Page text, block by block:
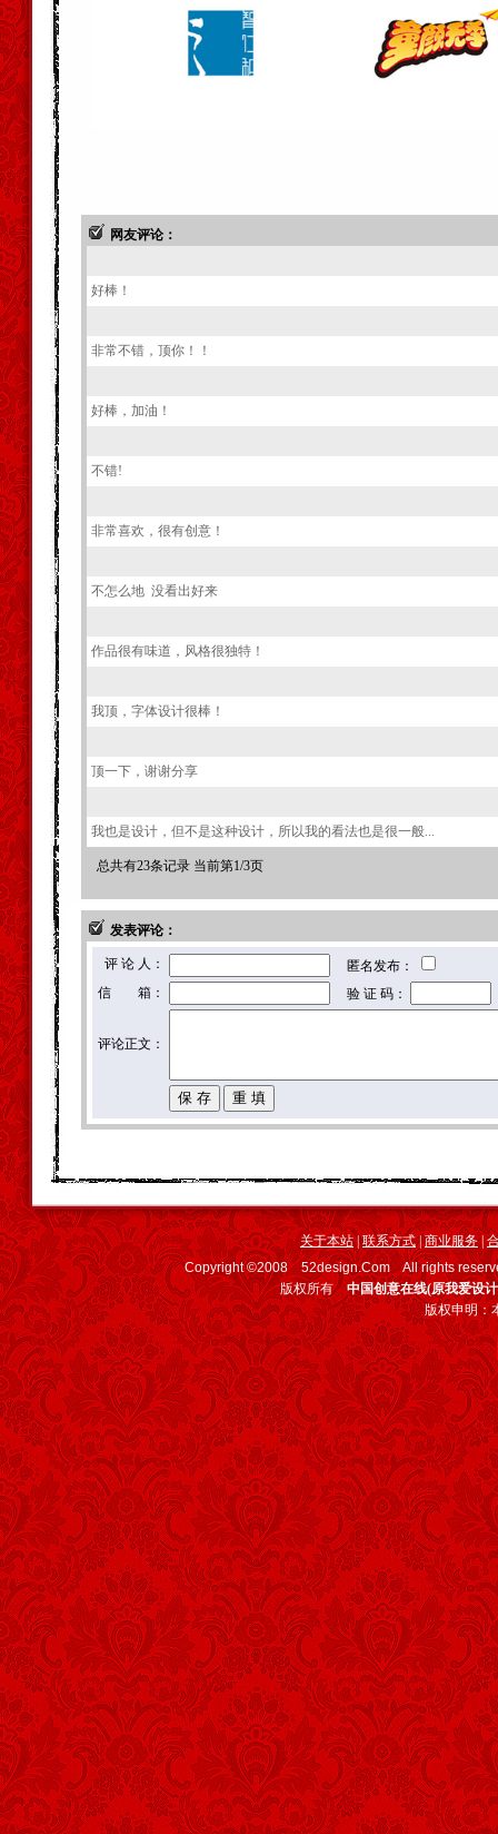
网友评论：
好棒！
非常不错，顶你！！
好棒，加油！
不错!
非常喜欢，很有创意！
不怎么地 没看出好来
作品很有味道，风格很独特！
我顶，字体设计很棒！
顶一下，谢谢分享
我也是设计，但不是这种设计，所以我的看法也是很一般...
总共有23条记录 当前第1/3页
发表评论：
评 论 人：
匿名发布：
信 箱：
验 证 码：
评论正文：
关于本站 | 联系方式 | 商业服务 |
Copyright ©2008 52design.Com All rights
版权所有中国创意在线(原我爱设
版权申明：